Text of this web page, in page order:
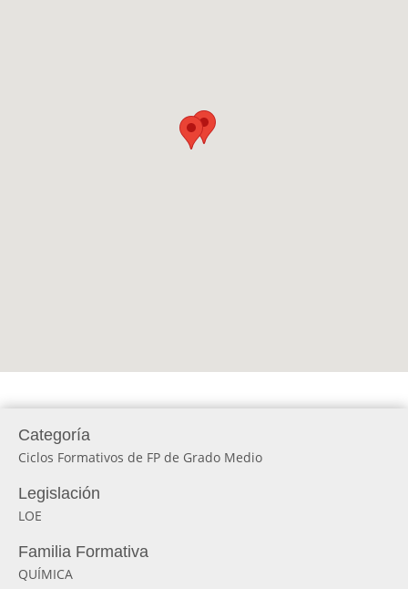
Categoría
Ciclos Formativos de FP de Grado Medio
Legislación
LOE
Familia Formativa
QUÍMICA